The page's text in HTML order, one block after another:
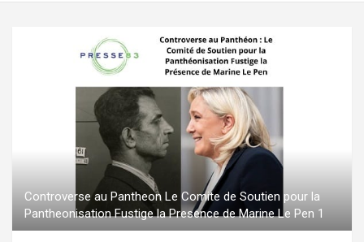
Controverse au Pantheon Le Comite de Soutien pour la
Pantheonisation Fustige la Presence de Marine Le Pen 1